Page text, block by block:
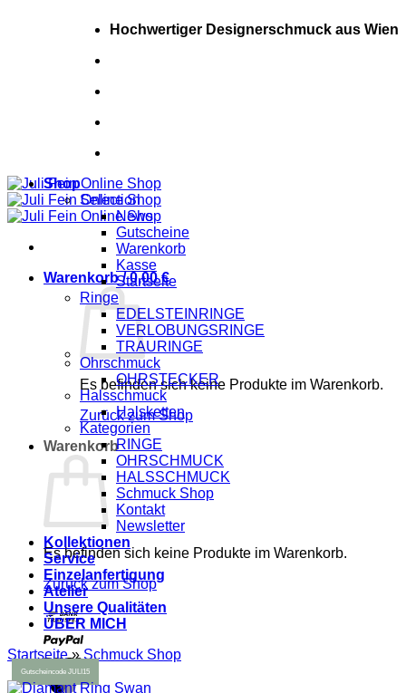
Hochwertiger Designerschmuck aus Wien
Warenkorb /0,00€
Es befinden sich keine Produkte im Warenkorb.
Zurück zum Shop
Warenkorb
Es befinden sich keine Produkte im Warenkorb.
Zurück zum Shop
Bank
Transfer
PayPal
Visa
MasterCard
Shop
Selection
News
Gutscheine
Warenkorb
Kasse
Startseite
Ringe
EDELSTEINRINGE
VERLOBUNGSRINGE
TRAURINGE
Ohrschmuck
OHRSTECKER
Halsschmuck
Halsketten
Kategorien
RINGE
OHRSCHMUCK
HALSSCHMUCK
Schmuck Shop
Kontakt
Newsletter
Kollektionen
Service
Einzelanfertigung
Atelier
Unsere Qualitäten
ÜBER MICH
Startseite » Schmuck Shop